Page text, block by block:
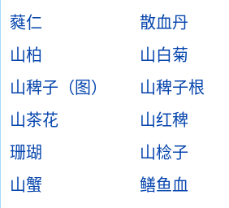
蕤仁
散血丹
山柏
山白菊
山稗子（图）
山稗子根
山茶花
山红稗
珊瑚
山棯子
山蟹
鳝鱼血